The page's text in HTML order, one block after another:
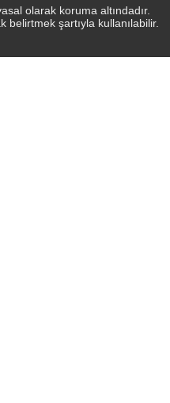
olarak koruma altındadır.
belirtmek şartıyla kullanılabilir.